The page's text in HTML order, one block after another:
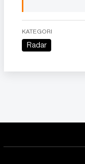
KATEGORI
Radar